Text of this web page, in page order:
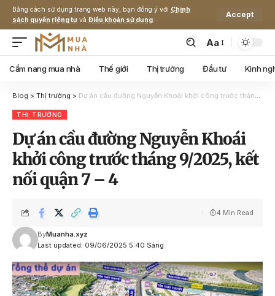
Bằng cách sử dụng trang web này, bạn đồng ý với Chính
sách quyền riêng tư và Điều khoản sử dụng.
Accept
Aa
Cẩm nang mua nhà Thế giới Thị trường Đầu tư Kinh
Blog > Thị trường > Dự án cầu đường Nguyễn Khoái khởi công trước tháng 9/2025, kết nối quận 7 – 4
THỊ TRƯỜNG
Dự án cầu đường Nguyễn Khoái
khởi công trước tháng 9/2025, kết
nối quận 7 – 4
Last updated: 09/06/2025 5:40 Sáng
ByMuanha.xyz
4 Min Read